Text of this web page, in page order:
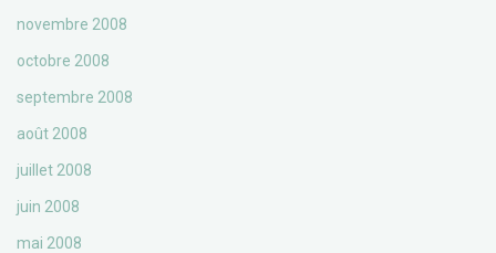
novembre 2008
octobre 2008
septembre 2008
août 2008
juillet 2008
juin 2008
mai 2008